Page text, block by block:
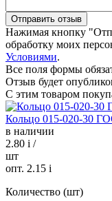
Нажимая кнопку
обработку моих
Условиями.
Все поля формы
Отзыв будет
С этим товаром
Кольцо 015-020-30
в наличии
2.80 i /
шт
опт. 2.15 i
Количество (шт)